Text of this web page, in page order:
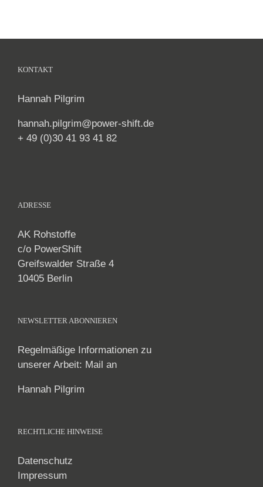
KONTAKT
Hannah Pilgrim
hannah.pilgrim@power-shift.de
+ 49 (0)30 41 93 41 82
ADRESSE
AK Rohstoffe
c/o PowerShift
Greifswalder Straße 4
10405 Berlin
NEWSLETTER ABONNIEREN
Regelmäßige Informationen zu
unserer Arbeit: Mail an
Hannah Pilgrim
RECHTLICHE HINWEISE
Datenschutz
Impressum